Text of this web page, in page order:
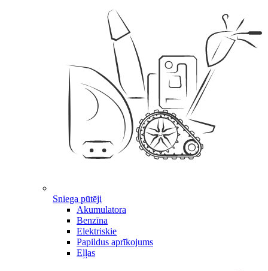
Sniega pūtēji
Akumulatora
Benzīna
Elektriskie
Papildus aprīkojums
Eļļas